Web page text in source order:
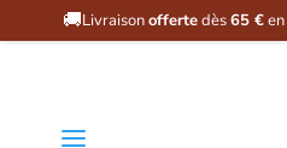
🚚Livraisonoffertedès65 €
a